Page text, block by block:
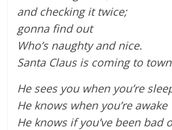
and checking it twice;
gonna find out
Who’s naughty and nice.
Santa Claus is coming to town
He sees you when you’re
He knows when you’re awake
He knows if you’ve been bad